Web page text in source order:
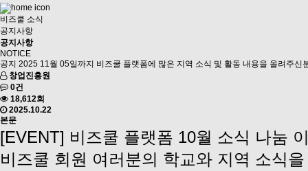
비즈쿨 소식
공지사항
공지사항
NOTICE
공지 2025 11월 05일까지 비즈쿨 플랫폼에 많은 지역 소식 및 활동 내용을 올려주신
창업진흥원
0건
18,612회
2025.10.22
본문
[EVENT] 비즈쿨 플랫폼 10월 소식 나눔
비즈쿨 회원 여러분의 학교와 지역 소식